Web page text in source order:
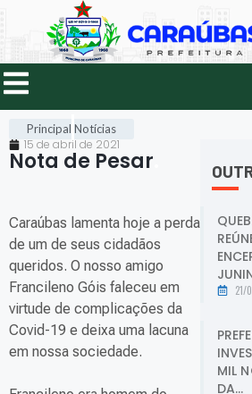
Principal Notícias
15 de abril de 2021
Nota de Pesar
Caraúbas lamenta hoje a perda
de um de seus cidadãos
queridos. O nosso amigo
Francileno Góis faleceu em
virtude de complicações da
Covid-19 e deixa uma lacuna
em nossa sociedade.
21/
MIL
DA...